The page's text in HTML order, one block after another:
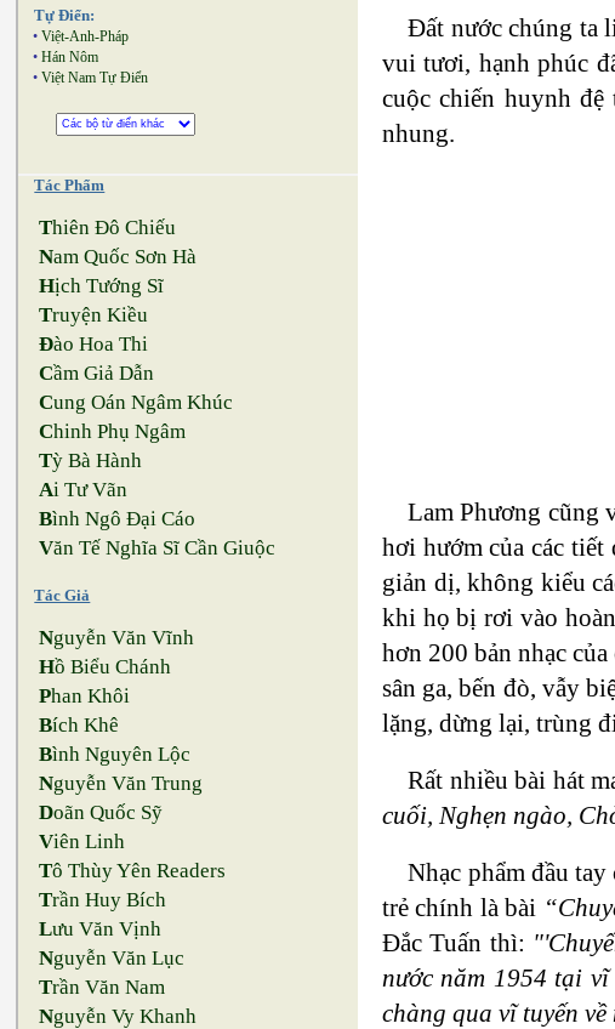
Tự Điển:
• Việt-Anh-Pháp
• Hán Nôm
• Việt Nam Tự Điển
Tác Phẩm
Thiên Đô Chiếu
Nam Quốc Sơn Hà
Hịch Tướng Sĩ
Truyện Kiều
Đào Hoa Thi
Cầm Giả Dẫn
Cung Oán Ngâm Khúc
Chinh Phụ Ngâm
Tỳ Bà Hành
Ai Tư Vãn
Bình Ngô Đại Cáo
Văn Tế Nghĩa Sĩ Cần Giuộc
Tác Giả
Nguyễn Văn Vĩnh
Hồ Biểu Chánh
Phan Khôi
Bích Khê
Bình Nguyên Lộc
Nguyễn Văn Trung
Doãn Quốc Sỹ
Viên Linh
Tô Thùy Yên Readers
Trần Huy Bích
Lưu Văn Vịnh
Nguyễn Văn Lục
Trần Văn Nam
Nguyễn Vy Khanh
Đất nước chúng ta
vui tươi, hạnh phúc
cuộc chiến huynh
nhung.
Lam Phương cũng
hơi hướm của các
giản dị, không kiểu
khi họ bị rơi vào
hơn 200 bản nhạc
sân ga, bến đò, vẫy
lặng, dừng lại, trùng
Rất nhiều bài hát
cuối, Nghẹn ngào,
Nhạc phẩm đầu tay
trẻ chính là bài
Đắc Tuấn thì:
nước năm 1954 tại
chàng qua vĩ tuyến